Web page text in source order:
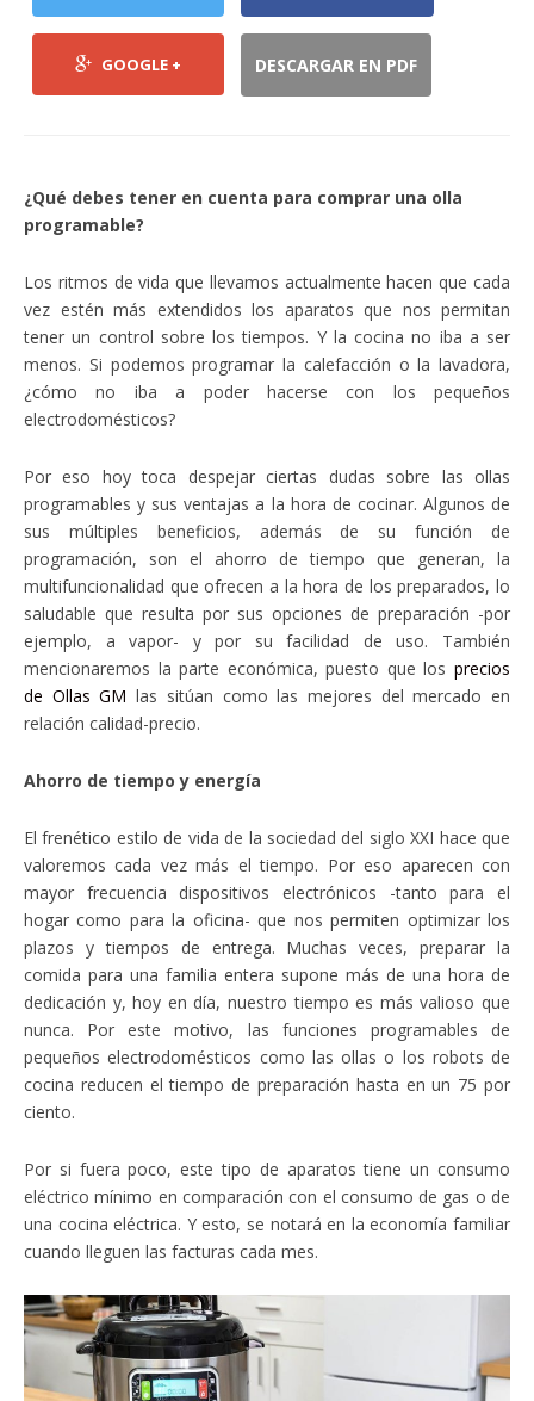
GOOGLE + DESCARGAR EN PDF
¿Qué debes tener en cuenta para comprar una olla
programable?
Los ritmos de vida que llevamos actualmente hacen que cada
vez estén más extendidos los aparatos que nos permitan
tener un control sobre los tiempos. Y la cocina no iba a ser
menos. Si podemos programar la calefacción o la lavadora,
¿cómo no iba a poder hacerse con los pequeños
electrodomésticos?
Por eso hoy toca despejar ciertas dudas sobre las ollas
programables y sus ventajas a la hora de cocinar. Algunos de
sus múltiples beneficios, además de su función de
programación, son el ahorro de tiempo que generan, la
multifuncionalidad que ofrecen a la hora de los preparados, lo
saludable que resulta por sus opciones de preparación -por
ejemplo, a vapor- y por su facilidad de uso. También
mencionaremos la parte económica, puesto que los precios
de Ollas GM las sitúan como las mejores del mercado en
relación calidad-precio.
Ahorro de tiempo y energía
El frenético estilo de vida de la sociedad del siglo XXI hace que
valoremos cada vez más el tiempo. Por eso aparecen con
mayor frecuencia dispositivos electrónicos -tanto para el
hogar como para la oficina- que nos permiten optimizar los
plazos y tiempos de entrega. Muchas veces, preparar la
comida para una familia entera supone más de una hora de
dedicación y, hoy en día, nuestro tiempo es más valioso que
nunca. Por este motivo, las funciones programables de
pequeños electrodomésticos como las ollas o los robots de
cocina reducen el tiempo de preparación hasta en un 75 por
ciento.
Por si fuera poco, este tipo de aparatos tiene un consumo
eléctrico mínimo en comparación con el consumo de gas o de
una cocina eléctrica. Y esto, se notará en la economía familiar
cuando lleguen las facturas cada mes.